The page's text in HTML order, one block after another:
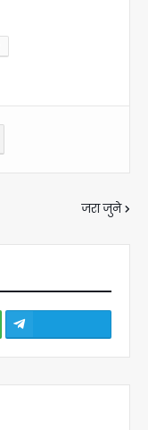
जरा जुने